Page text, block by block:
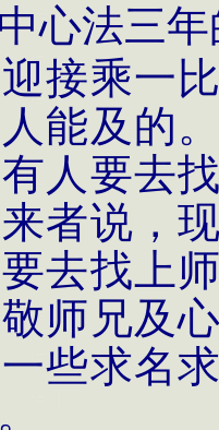
心法三
接乘一
能及的
人要去
者说，
去找上
师兄及
些求名